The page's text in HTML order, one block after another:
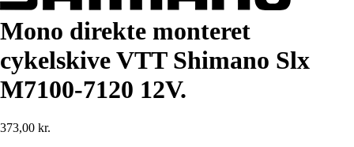
Mono direkte monteret
cykelskive VTT Shimano Slx
M7100-7120 12V.
373,00 kr.